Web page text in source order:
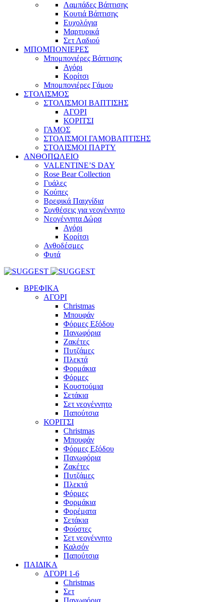
Λαμπάδες Βάπτισης
Κουτιά Βάπτισης
Ευχολόγια
Μαρτυρικά
Σετ Λαδιού
ΜΠΟΜΠΟΝΙΕΡΕΣ
Μπομπονιέρες Βάπτισης
Αγόρι
Κορίτσι
Μπομπονιέρες Γάμου
ΣΤΟΛΙΣΜΟΣ
ΣΤΟΛΙΣΜΟΙ ΒΑΠΤΙΣΗΣ
ΑΓΟΡΙ
ΚΟΡΙΤΣΙ
ΓΑΜΟΣ
ΣΤΟΛΙΣΜΟΙ ΓΑΜΟΒΑΠΤΙΣΗΣ
ΣΤΟΛΙΣΜΟΙ ΠΑΡΤΥ
ΑΝΘΟΠΩΛΕΙΟ
VALENTINE’S DAY
Rose Bear Collection
Γυάλες
Κούπες
Βρεφικά Παιχνίδια
Συνθέσεις για νεογέννητο
Νεογέννητα Δώρα
Αγόρι
Κορίτσι
Ανθοδέσμες
Φυτά
ΒΡΕΦΙΚΑ
ΑΓΟΡΙ
Christmas
Μπουφάν
Φόρμες Εξόδου
Πανωφόρια
Ζακέτες
Πυτζάμες
Πλεκτά
Φορμάκια
Φόρμες
Κουστούμια
Σετάκια
Σετ νεογέννητο
Παπούτσια
ΚΟΡΙΤΣΙ
Christmas
Μπουφάν
Φόρμες Εξόδου
Πανωφόρια
Ζακέτες
Πυτζάμες
Πλεκτά
Φόρμες
Φορμάκια
Φορέματα
Σετάκια
Φούστες
Σετ νεογέννητο
Καλσόν
Παπούτσια
ΠΑΙΔΙΚΑ
ΑΓΟΡΙ 1-6
Christmas
Σετ
Πανωφόρια